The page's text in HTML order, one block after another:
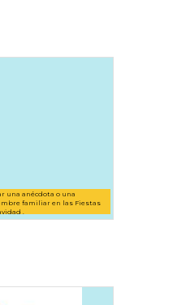
una anécdota o una
familiar en las Fiestas
.